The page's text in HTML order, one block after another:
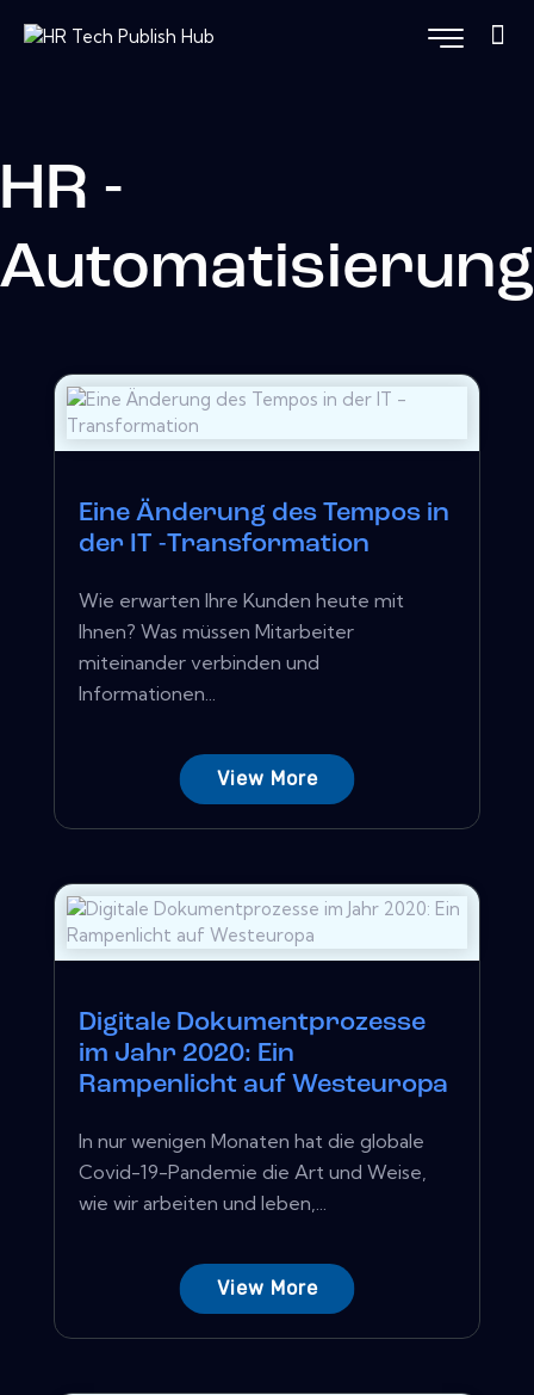
HR -
Automatisierung
Eine Änderung des Tempos in
der IT -Transformation
Wie erwarten Ihre Kunden heute mit
Ihnen? Was müssen Mitarbeiter
miteinander verbinden und
Informationen...
View More
Digitale Dokumentprozesse
im Jahr 2020: Ein
Rampenlicht auf Westeuropa
In nur wenigen Monaten hat die globale
Covid-19-Pandemie die Art und Weise,
wie wir arbeiten und leben,...
View More